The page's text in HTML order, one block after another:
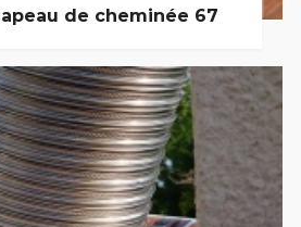
de cheminée 67